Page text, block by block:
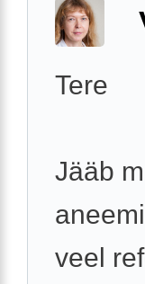
Tere
Jääb
veel